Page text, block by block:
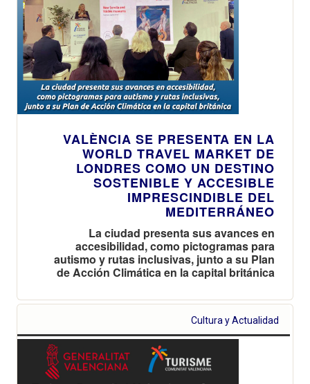
VALÈNCIA SE PRESENTA EN LA
WORLD TRAVEL MARKET DE
LONDRES COMO UN DESTINO
SOSTENIBLE Y ACCESIBLE
IMPRESCINDIBLE DEL
MEDITERRÁNEO
La ciudad presenta sus avances en
accesibilidad, como pictogramas para
autismo y rutas inclusivas, junto a su Plan
de Acción Climática en la capital británica
Cultura y Actualidad